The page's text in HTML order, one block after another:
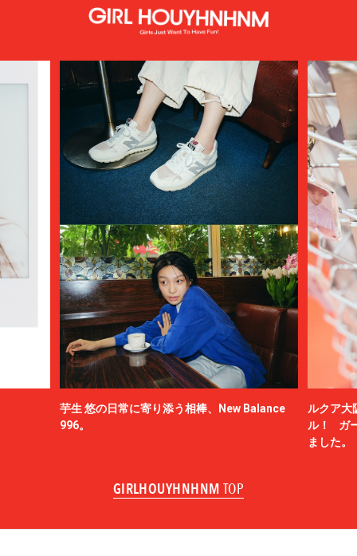
芋生 悠の日常に寄り添う相棒、New Balance
996。
ルクア大
ル！ ガ
ました。
GIRLHOUYHNHNM TOP